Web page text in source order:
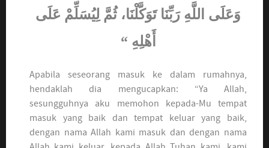
وَعَلَى اللَّهِ رَبِّنَا تَوَكَّلْنَا، ثُمَّ لِيُسَلِّمْ عَلَى
أَهْلِهِ “
Apabila seseorang masuk ke dalam rumahnya,
hendaklah dia mengucapkan: “Ya Allah,
sesungguhnya aku memohon kepada-Mu tempat
masuk yang baik dan tempat keluar yang baik,
dengan nama Allah kami masuk dan dengan nama